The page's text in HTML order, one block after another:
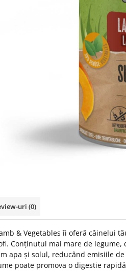
uri (0)
& Vegetables îi oferă câinelui
Conținutul mai mare de legume,
apa și solul, reducând emisiile
poate promova o digestie